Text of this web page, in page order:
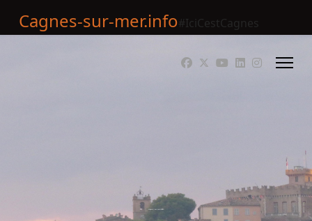
Cagnes-sur-mer.info#IciCestCagnes